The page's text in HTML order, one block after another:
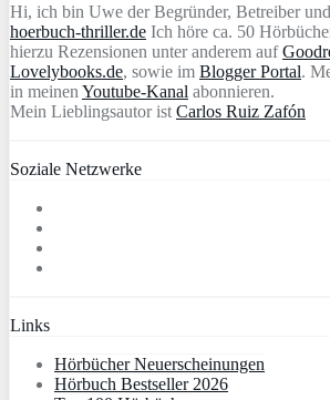
Hi, ich bin Uwe der Begründer, Betreiber
hoerbuch-thriller.de Ich höre ca. 50
hierzu Rezensionen unter anderem auf
Lovelybooks.de, sowie im Blogger Portal.
in meinen Youtube-Kanal abonnieren.
Mein Lieblingsautor ist Carlos Ruiz Zafón
Soziale Netzwerke
Links
Hörbücher Neuerscheinungen
Hörbuch Bestseller 2026